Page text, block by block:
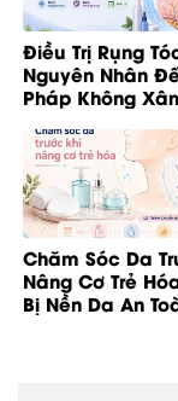
Điều Trị Rụng
Nguyên Nhân
Pháp Không
Chăm Sóc Da
Nâng Cơ Trẻ
Bị Nền Da An